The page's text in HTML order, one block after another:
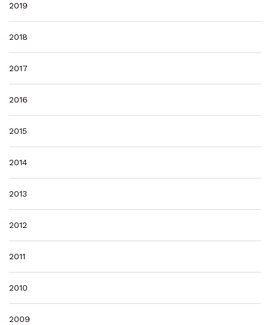
2019
2018
2017
2016
2015
2014
2013
2012
2011
2010
2009